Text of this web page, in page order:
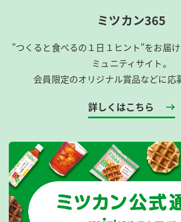
ミツカン365
”つくると食べるの１日１ヒント”をお届
ミュニティサイト。
会員限定のオリジナル賞品などに応
詳しくはこちら